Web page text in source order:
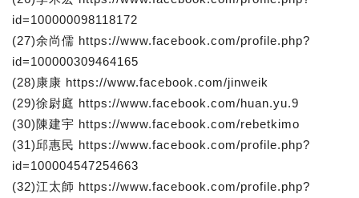
id=100000098118172
(27)余尚儒 https://www.facebook.com/profile.php?
id=100000309464165
(28)康康 https://www.facebook.com/jinweik
(29)徐尉庭 https://www.facebook.com/huan.yu.9
(30)陳建宇 https://www.facebook.com/rebetkimo
(31)邱惠民 https://www.facebook.com/profile.php?
id=100004547254663
(32)江太師 https://www.facebook.com/profile.php?